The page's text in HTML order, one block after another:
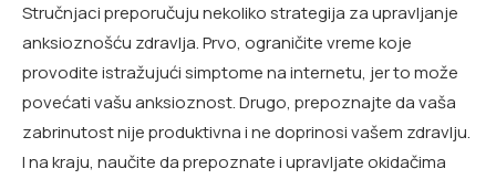
Stručnjaci preporučuju nekoliko strategija za upravljanje
anksioznošću zdravlja. Prvo, ograničite vreme koje
provodite istražujući simptome na internetu, jer to može
povećati vašu anksioznost. Drugo, prepoznajte da vaša
zabrinutost nije produktivna i ne doprinosi vašem zdravlju.
I na kraju, naučite da prepoznate i upravljate okidačima